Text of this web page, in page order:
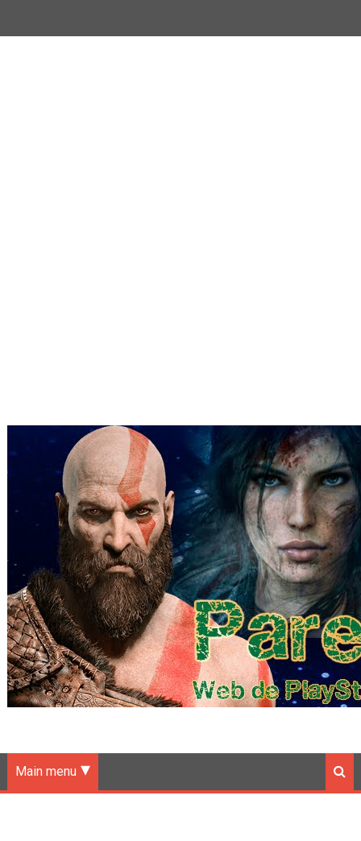
Main menu